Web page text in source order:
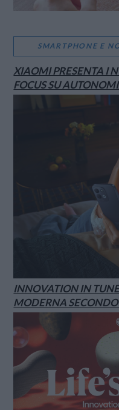
SMARTPHONE E
XIAOMI PRESENTA I
FOCUS SU
INNOVATION IN
MODERNA